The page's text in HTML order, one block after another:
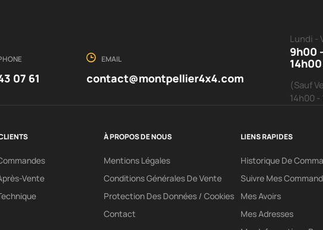
07 61
EMAIL
contact@montpellier4x4.com
Lundi -
9h00
(Sauf
14h00 -
Vente
À PROPOS DE NOUS
Mentions Légales
Conditions Générales De Vente
Protection Des Données / Cookies
Contact
LIENS RAPIDES
Historique De
Suivre Mes
Mes Avoirs
Mes Adresses